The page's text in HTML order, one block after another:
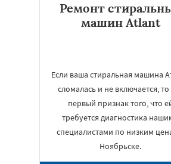
Ремонт
машин Atlant
Если ваша стиральная машина
сломалась и не включается, то
первый признак того, что
требуется диагностика
специалистами по низким
Ноябрьске.